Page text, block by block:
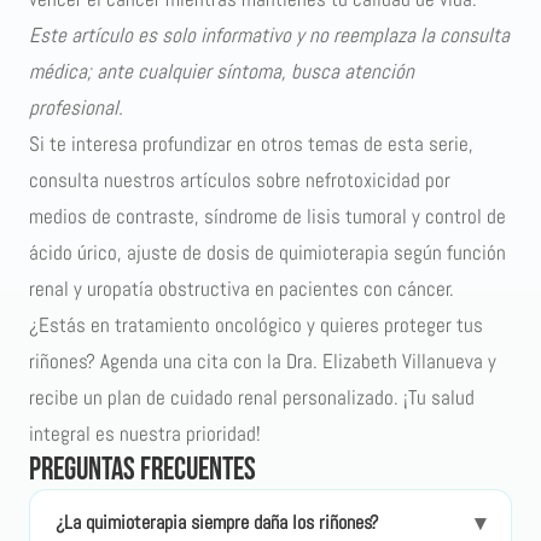
Este artículo es solo informativo y no reemplaza la consulta
médica; ante cualquier síntoma, busca atención
profesional.
Si te interesa profundizar en otros temas de esta serie,
consulta nuestros artículos sobre nefrotoxicidad por
medios de contraste, síndrome de lisis tumoral y control de
ácido úrico, ajuste de dosis de quimioterapia según función
renal y uropatía obstructiva en pacientes con cáncer.
¿Estás en tratamiento oncológico y quieres proteger tus
riñones? Agenda una cita con la Dra. Elizabeth Villanueva y
recibe un plan de cuidado renal personalizado. ¡Tu salud
integral es nuestra prioridad!
Preguntas frecuentes
¿La quimioterapia siempre daña los riñones? ▾